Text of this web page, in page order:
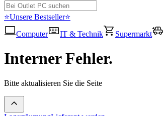
⭐Unsere Bestseller⭐
Computer
IT & Technik Supermarkt
Interner Fehler.
Bitte aktualisieren Sie die Seite